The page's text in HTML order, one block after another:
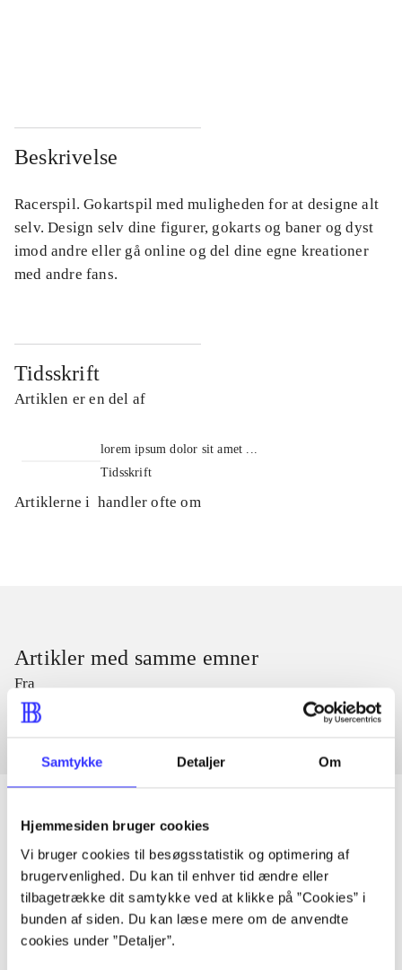
Samtykke Detaljer Om
Hjemmesiden bruger cookies
Vi bruger cookies til besøgsstatistik og optimering af
brugervenlighed. Du kan til enhver tid ændre eller
tilbagetrække dit samtykke ved at klikke på ”Cookies” i
bunden af siden. Du kan læse mere om de anvendte
cookies under ”Detaljer”.
Beskrivelse
Racerspil. Gokartspil med muligheden for at designe alt
selv. Design selv dine figurer, gokarts og baner og dyst
imod andre eller gå online og del dine egne kreationer
med andre fans.
Tidsskrift
Artiklen er en del af
lorem ipsum dolor sit amet ...
Tidsskrift
Artiklerne i handler ofte om
Artikler med samme emner
Fra
Artikler
Alle registrerede artikler fordelt på udgivelser
...